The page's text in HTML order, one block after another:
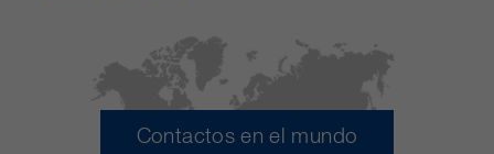
Contactos en el mundo